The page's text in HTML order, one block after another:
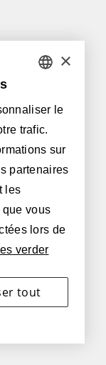
ENGLISH
GERMAN
×
le
trafic.
sur
partenaires
les
vous
lors de
verder
tout